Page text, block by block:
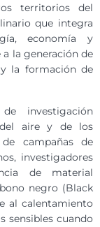
territorios del
que integra
economía y
la generación de
la formación de
investigación
aire y de los
campañas de
investigadores
de material
negro (Black
al calentamiento
sensibles cuando